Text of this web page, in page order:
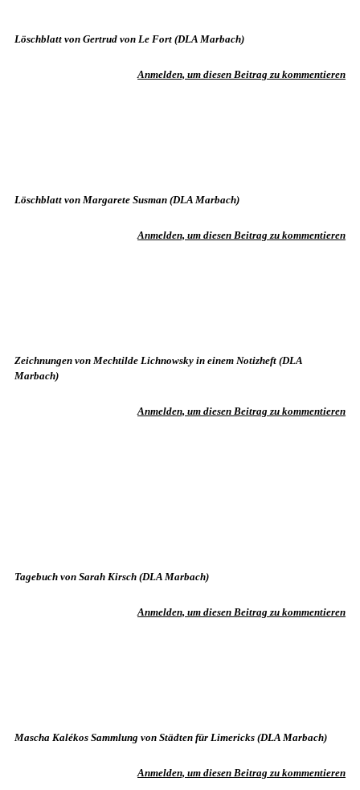
Löschblatt von Gertrud von Le Fort (DLA Marbach)
Anmelden, um diesen Beitrag zu kommentieren
Löschblatt von Margarete Susman (DLA Marbach)
Anmelden, um diesen Beitrag zu kommentieren
Zeichnungen von Mechtilde Lichnowsky in einem Notizheft (DLA
Marbach)
Anmelden, um diesen Beitrag zu kommentieren
Tagebuch von Sarah Kirsch (DLA Marbach)
Anmelden, um diesen Beitrag zu kommentieren
Mascha Kalékos Sammlung von Städten für Limericks (DLA Marbach)
Anmelden, um diesen Beitrag zu kommentieren